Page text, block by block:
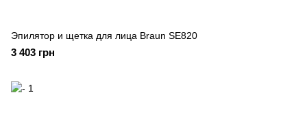
Эпилятор и щетка для лица Braun SE820
3 403 грн